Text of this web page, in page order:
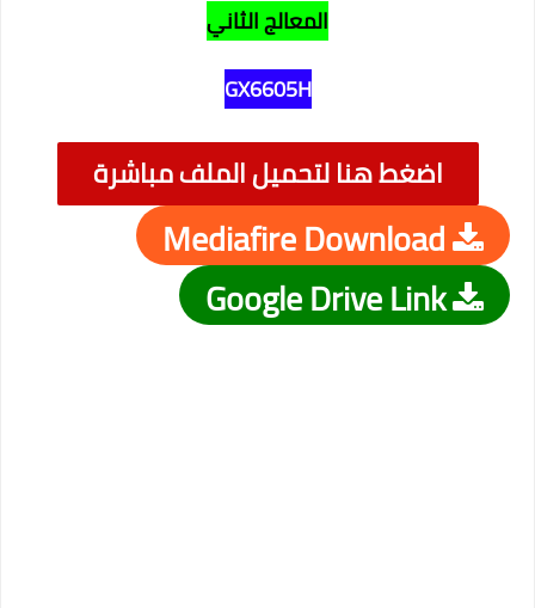
المعالج الثاني
GX6605H
اضغط هنا لتحميل الملف مباشرة
Google Drive Link